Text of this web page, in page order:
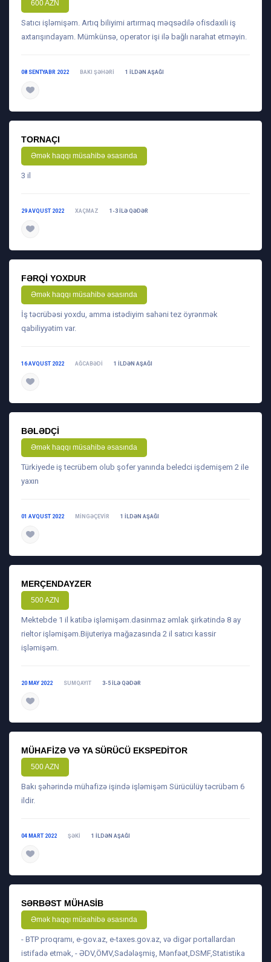
600 AZN
Satıcı işləmişəm. Artıq biliyimi artırmaq məqsədilə ofisdaxili iş
axtarışındayam. Mümkünsə, operator işi ilə bağlı narahat etməyin.
08 SENTYABR 2022 BAKI ŞƏHƏRI 1 ILDƏN AŞAĞI
TORNAÇI
Əmək haqqı müsahibə əsasında
3 il
29 AVQUST 2022 XAÇMAZ 1-3 ILƏ QƏDƏR
FƏRQI YOXDUR
Əmək haqqı müsahibə əsasında
İş təcrübəsi yoxdu, amma istədiyim sahəni tez öyrənmək
qabiliyyətim var.
16 AVQUST 2022 AĞCABƏDI 1 ILDƏN AŞAĞI
BƏLƏDÇI
Əmək haqqı müsahibə əsasında
Türkiyede iş tecrübem olub şofer yanında beledci işdemişem 2 ile
yaxın
01 AVQUST 2022 MINGƏÇEVIR 1 ILDƏN AŞAĞI
MERÇENDAYZER
500 AZN
Mektebde 1 il katibə işləmişəm.dasinmaz əmlak şirkətində 8 ay
rieltor işləmişəm.Bijuteriya mağazasında 2 il satıcı kassir
işləmişəm.
20 MAY 2022 SUMQAYIT 3-5 ILƏ QƏDƏR
MÜHAFIZƏ VƏ YA SÜRÜCÜ EKSPEDITOR
500 AZN
Bakı şəhərində mühafizə işində işləmişəm Sürücülüy təcrübəm 6
ildir.
04 MART 2022 ŞƏKI 1 ILDƏN AŞAĞI
SƏRBƏST MÜHASIB
Əmək haqqı müsahibə əsasında
- BTP proqramı, e-gov.az, e-taxes.gov.az, və digər portallardan
istifadə etmək, - ƏDV,ÖMV,Sadələşmiş, Mənfəət,DSMF,Statistika